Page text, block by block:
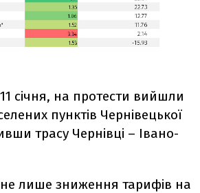
11 січня, на протести вийшли
пунктів Чернівецької
трасу Чернівці – Івано-
лише зниження тарифів на